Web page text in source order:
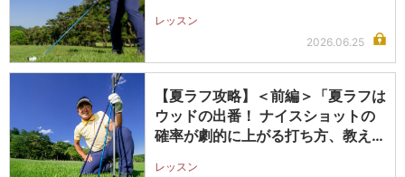
レッスン
2026.06.25
【夏ラフ攻略】＜前編＞「夏ラフは
ウッドの出番！ ナイスショットの
確率が劇的に上がる打ち方、教えま
レッスン